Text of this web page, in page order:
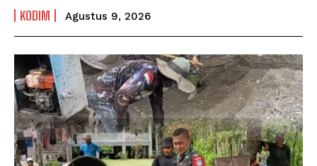
KODIM Agustus 9, 2026